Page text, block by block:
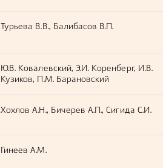
Турьева В.В., Балибасов В.П.
Ю.В. Ковалевский, Э.И. Коренберг, И.В.
Кузиков, П.М. Барановский
Хохлов А.Н., Бичерев А.П., Сигида С.И.
Гинеев А.М.